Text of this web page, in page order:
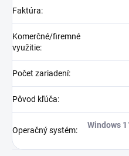
Faktúra:
Komerčné/firemné
využitie:
Počet zariadení:
Pôvod kľúča:
Operačný systém:
Windows